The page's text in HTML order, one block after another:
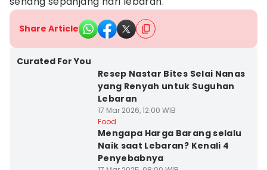
Share Article
Curated For You
Resep Nastar Bites Selai Nanas
yang Renyah untuk Suguhan
Lebaran
17 Mar 2026, 12:00 WIB
Food
Mengapa Harga Barang selalu
Naik saat Lebaran? Kenali 4
Penyebabnya